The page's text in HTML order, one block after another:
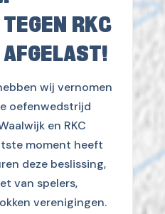
RKC
wij vernomen
oefenwedstrijd
en RKC
moment heeft
deze beslissing,
van spelers,
verenigingen.